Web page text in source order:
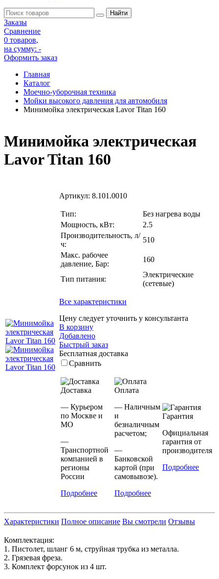
Заказы
Сравнение
0 товаров,
на сумму: -
Оформить заказ
Главная
Каталог
Моечно-уборочная техника
Мойки высокого давления для автомобиля
Минимойка электрическая Lavor Titan 160
Минимойка электрическая
Lavor Titan 160
Артикул: 8.101.0010
Тип:
Без нагрева воды
Мощность, кВт:
2.5
Производительность, л/
ч:
510
Макс. рабочее
давление, Бар:
160
Тип питания:
Электрические
(сетевые)
Все характеристики
Цену следует уточнить у консультанта
В корзину
Добавлено
Быстрый заказ
Бесплатная доставка
Сравнить
Доставка
— Курьером
по Москве и
МО
—
Транспортной
компанией в
регионы
России
Подробнее
Оплата
— Наличным
и
безналичным
расчетом;
—
Банковской
картой (при
самовывозе).
Подробнее
Гарантия
Официальная
гарантия от
производителя
Подробнее
Характеристики Полное описание Вы смотрели Отзывы
Комплектация:
1. Пистолет, шланг 6 м, струйная трубка из металла.
2. Грязевая фреза.
3. Комплект форсунок из 4 шт.